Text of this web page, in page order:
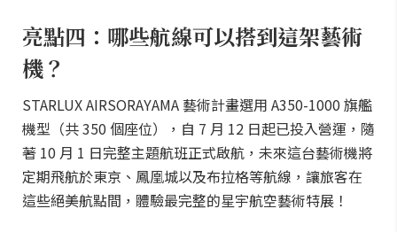
亮點四：哪些航線可以搭到這架藝術
機？
STARLUX AIRSORAYAMA 藝術計畫選用 A350-1000 旗艦
機型（共 350 個座位），自 7 月 12 日起已投入營運，隨
著 10 月 1 日完整主題航班正式啟航，未來這台藝術機將
定期飛航於東京、鳳凰城以及布拉格等航線，讓旅客在
這些絕美航點間，體驗最完整的星宇航空藝術特展！